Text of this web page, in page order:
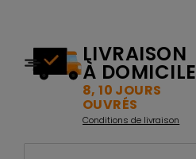
LIVRAISON
À DOMICILE
8, 10 JOURS
OUVRÉS
Conditions de livraison